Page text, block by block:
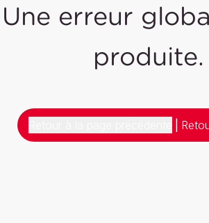
Une erreur
produite.